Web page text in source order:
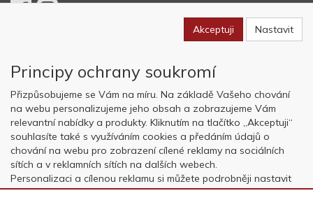
Copyright © OK AVIATION Base, s.r.o. 2022, powered byABRA E-
shop
Akceptuji Nastavit
Principy ochrany soukromí
Přizpůsobujeme se Vám na míru. Na základě Vašeho chování
na webu personalizujeme jeho obsah a zobrazujeme Vám
relevantní nabídky a produkty. Kliknutím na tlačítko „Akceptuji“
souhlasíte také s využíváním cookies a předáním údajů o
chování na webu pro zobrazení cílené reklamy na sociálních
sítích a v reklamních sítích na dalších webech.
Personalizaci a cílenou reklamu si můžete podrobněji nastavit
nebo kdykoli vypnout po kliknutí na tlačítko „Nastavit“.